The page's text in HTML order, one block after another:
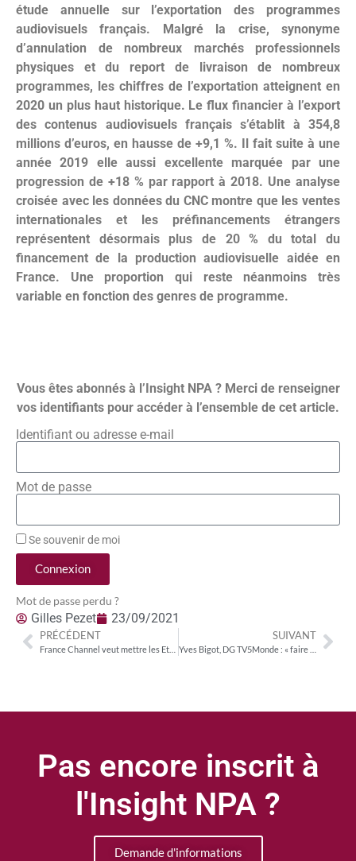
étude annuelle sur l’exportation des programmes
audiovisuels français. Malgré la crise, synonyme
d’annulation de nombreux marchés professionnels
physiques et du report de livraison de nombreux
programmes, les chiffres de l’exportation atteignent en
2020 un plus haut historique. Le flux financier à l’export
des contenus audiovisuels français s’établit à 354,8
millions d’euros, en hausse de +9,1 %. Il fait suite à une
année 2019 elle aussi excellente marquée par une
progression de +18 % par rapport à 2018. Une analyse
croisée avec les données du CNC montre que les ventes
internationales et les préfinancements étrangers
représentent désormais plus de 20 % du total du
financement de la production audiovisuelle aidée en
France. Une proportion qui reste néanmoins très
variable en fonction des genres de programme.
Vous êtes abonnés à l’Insight NPA ? Merci de renseigner
vos identifiants pour accéder à l’ensemble de cet article.
Identifiant ou adresse e-mail
Mot de passe
Se souvenir de moi
Connexion
Mot de passe perdu ?
Gilles Pezet 23/09/2021
PRÉCÉDENT SUIVANT
Pas encore inscrit à
l'Insight NPA ?
Demande d'informations